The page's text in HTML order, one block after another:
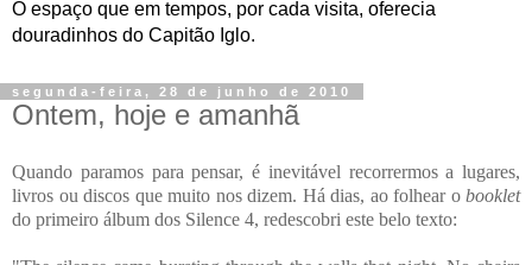
O espaço que em tempos, por cada visita, oferecia
douradinhos do Capitão Iglo.
segunda-feira, 28 de junho de 2010
Ontem, hoje e amanhã
Quando paramos para pensar, é inevitável recorrermos a lugares,
livros ou discos que muito nos dizem. Há dias, ao folhear o booklet
do primeiro álbum dos Silence 4, redescobri este belo texto: